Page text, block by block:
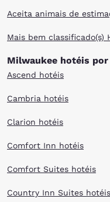
the city offers, you will have
Aceita animais de
Mais bem classificado(s)
Milwaukee hotéis por
Ascend hotéis
Cambria hotéis
Clarion hotéis
Comfort Inn hotéis
Comfort Suites hotéis
Country Inn Suites hotéis